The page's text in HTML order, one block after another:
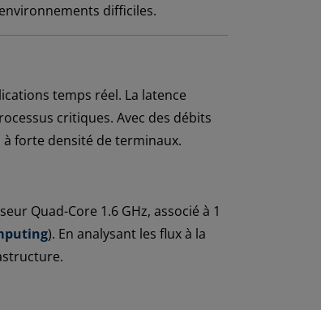
difficiles.
temps réel. La latence
critiques. Avec des débits
forte densité de terminaux.
Quad-Core 1.6 GHz, associé à 1
). En analysant les flux à la